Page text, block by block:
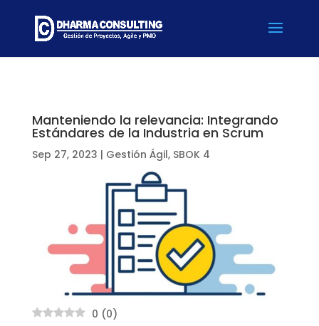
Manteniendo la relevancia: Integrando
Estándares de la Industria en Scrum
Sep 27, 2023 | Gestión Ágil, SBOK 4
0 (0)